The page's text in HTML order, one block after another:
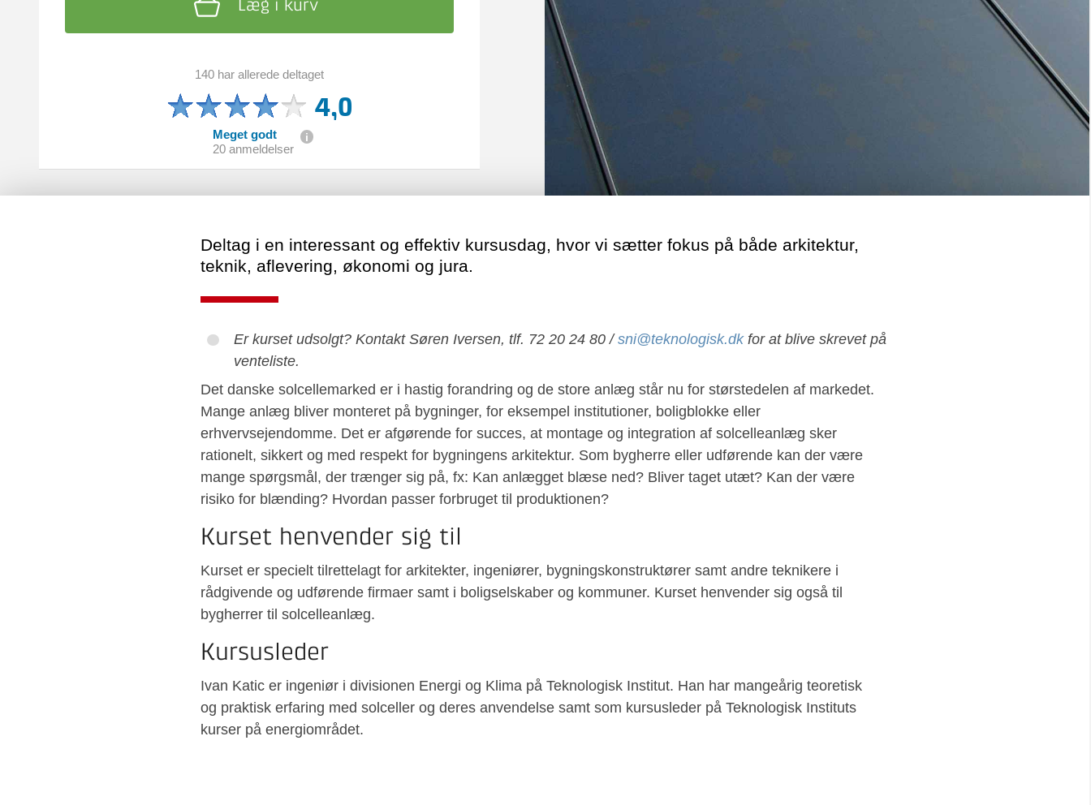
Læg i kurv
140 har allerede deltaget
4,0
Meget godt
20 anmeldelser
Deltag i en interessant og effektiv kursusdag, hvor vi sætter fokus på både arkitektur,
teknik, aflevering, økonomi og jura.
Er kurset udsolgt? Kontakt Søren Iversen, tlf. 72 20 24 80 /sni@teknologisk.dkfor at blive skrevet på
venteliste.
Det danske solcellemarked er i hastig forandring og de store anlæg står nu for størstedelen af markedet.
Mange anlæg bliver monteret på bygninger, for eksempel institutioner, boligblokke eller
erhvervsejendomme. Det er afgørende for succes, at montage og integration af solcelleanlæg sker
rationelt, sikkert og med respekt for bygningens arkitektur. Som bygherre eller udførende kan der være
mange spørgsmål, der trænger sig på, fx: Kan anlægget blæse ned? Bliver taget utæt? Kan der være
risiko for blænding? Hvordan passer forbruget til produktionen?
Kurset henvender sig til
Kurset er specielt tilrettelagt for arkitekter, ingeniører, bygningskonstruktører samt andre teknikere i
rådgivende og udførende firmaer samt i boligselskaber og kommuner. Kurset henvender sig også til
bygherrer til solcelleanlæg.
Kursusleder
Ivan Katic er ingeniør i divisionen Energi og Klima på Teknologisk Institut. Han har mangeårig teoretisk
og praktisk erfaring med solceller og deres anvendelse samt som kursusleder på Teknologisk Instituts
kurser på energiområdet.